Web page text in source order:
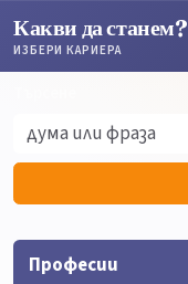
Какви да станем?
ИЗБЕРИ КАРИЕРА
Професии